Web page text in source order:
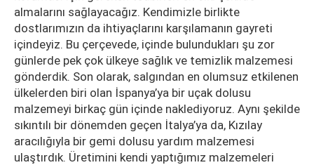
almalarını sağlayacağız. Kendimizle birlikte
dostlarımızın da ihtiyaçlarını karşılamanın gayreti
içindeyiz. Bu çerçevede, içinde bulundukları şu zor
günlerde pek çok ülkeye sağlık ve temizlik malzemesi
gönderdik. Son olarak, salgından en olumsuz etkilenen
ülkelerden biri olan İspanya’ya bir uçak dolusu
malzemeyi birkaç gün içinde naklediyoruz. Aynı şekilde
sıkıntılı bir dönemden geçen İtalya’ya da, Kızılay
aracılığıyla bir gemi dolusu yardım malzemesi
ulaştırdık. Üretimini kendi yaptığımız malzemeleri